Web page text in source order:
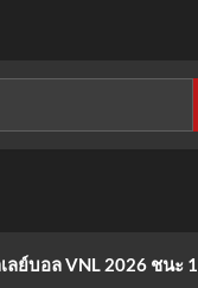
เลย์บอล VNL 2026 ชนะ